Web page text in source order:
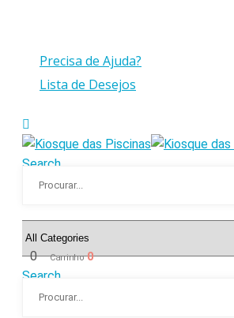
Precisa de Ajuda?
Lista de Desejos
Search
0 Carrinho0
Search